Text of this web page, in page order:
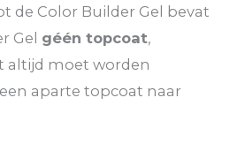
de Color Builder Gel bevat
Gel géén topcoat,
altijd moet worden
aparte topcoat naar